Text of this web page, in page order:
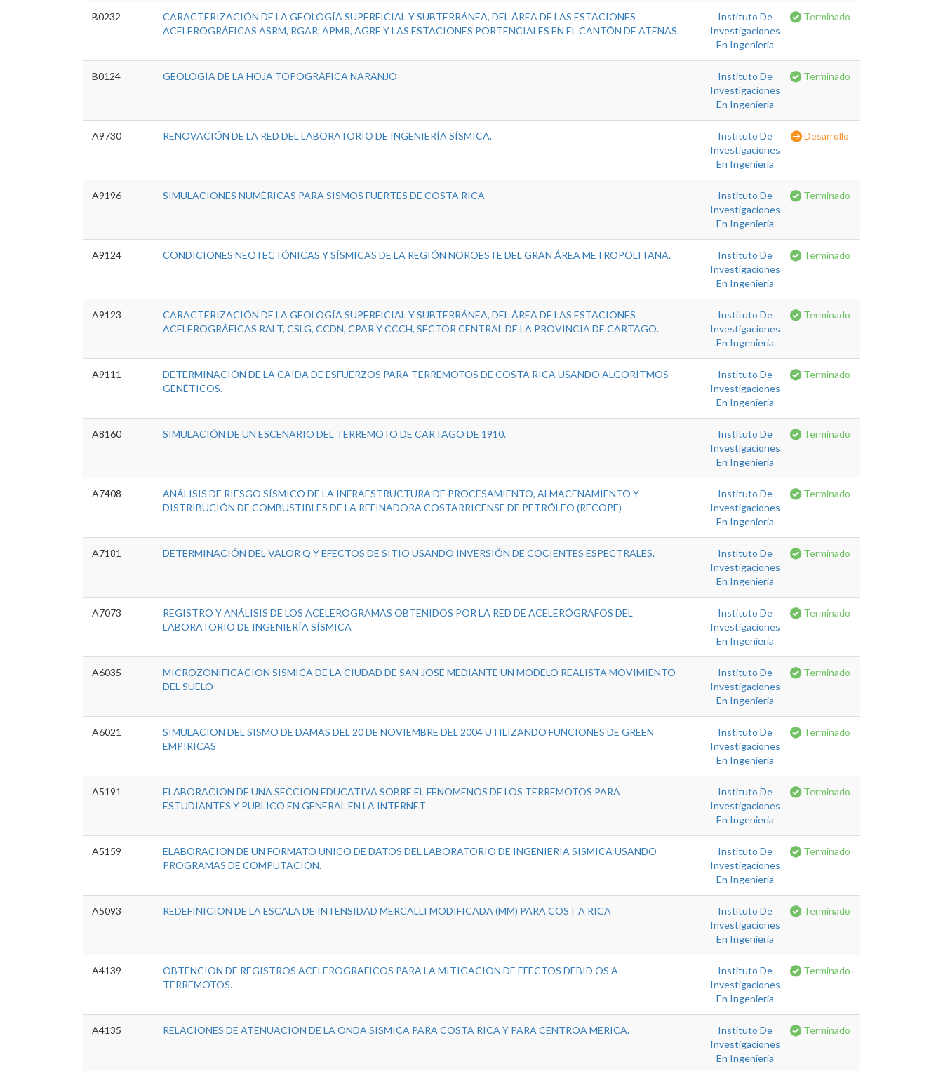
B0232
CARACTERIZACIÓN DE LA GEOLOGÍA SUPERFICIAL Y SUBTERRÁNEA, DEL ÁREA DE LAS ESTACIONES
ACELEROGRÁFICAS ASRM, RGAR, APMR, AGRE Y LAS ESTACIONES PORTENCIALES EN EL CANTÓN DE ATENAS.
Instituto De
Investigaciones
En Ingenieria
Terminado
B0124 GEOLOGÍA DE LA HOJA TOPOGRÁFICA NARANJO
Instituto De
Investigaciones
En Ingenieria
Terminado
A9730 RENOVACIÓN DE LA RED DEL LABORATORIO DE INGENIERÍA SÍSMICA.
Instituto De
Investigaciones
En Ingenieria
Desarrollo
A9196 SIMULACIONES NUMÉRICAS PARA SISMOS FUERTES DE COSTA RICA
Instituto De
Investigaciones
En Ingenieria
Terminado
A9124 CONDICIONES NEOTECTÓNICAS Y SÍSMICAS DE LA REGIÓN NOROESTE DEL GRAN ÁREA METROPOLITANA.
Instituto De
Investigaciones
En Ingenieria
Terminado
A9123
CARACTERIZACIÓN DE LA GEOLOGÍA SUPERFICIAL Y SUBTERRÁNEA, DEL ÁREA DE LAS ESTACIONES
ACELEROGRÁFICAS RALT, CSLG, CCDN, CPAR Y CCCH, SECTOR CENTRAL DE LA PROVINCIA DE CARTAGO.
Instituto De
Investigaciones
En Ingenieria
Terminado
A9111
DETERMINACIÓN DE LA CAÍDA DE ESFUERZOS PARA TERREMOTOS DE COSTA RICA USANDO ALGORÍTMOS
GENÉTICOS.
Instituto De
Investigaciones
En Ingenieria
Terminado
A8160 SIMULACIÓN DE UN ESCENARIO DEL TERREMOTO DE CARTAGO DE 1910.
Instituto De
Investigaciones
En Ingenieria
Terminado
A7408
ANÁLISIS DE RIESGO SÍSMICO DE LA INFRAESTRUCTURA DE PROCESAMIENTO, ALMACENAMIENTO Y
DISTRIBUCIÓN DE COMBUSTIBLES DE LA REFINADORA COSTARRICENSE DE PETRÓLEO (RECOPE)
Instituto De
Investigaciones
En Ingenieria
Terminado
A7181 DETERMINACIÓN DEL VALOR Q Y EFECTOS DE SITIO USANDO INVERSIÓN DE COCIENTES ESPECTRALES.
Instituto De
Investigaciones
En Ingenieria
Terminado
A7073
REGISTRO Y ANÁLISIS DE LOS ACELEROGRAMAS OBTENIDOS POR LA RED DE ACELERÓGRAFOS DEL
LABORATORIO DE INGENIERÍA SÍSMICA
Instituto De
Investigaciones
En Ingenieria
Terminado
A6035
MICROZONIFICACION SISMICA DE LA CIUDAD DE SAN JOSE MEDIANTE UN MODELO REALISTA MOVIMIENTO
DEL SUELO
Instituto De
Investigaciones
En Ingenieria
Terminado
A6021
SIMULACION DEL SISMO DE DAMAS DEL 20 DE NOVIEMBRE DEL 2004 UTILIZANDO FUNCIONES DE GREEN
EMPIRICAS
Instituto De
Investigaciones
En Ingenieria
Terminado
A5191
ELABORACION DE UNA SECCION EDUCATIVA SOBRE EL FENOMENOS DE LOS TERREMOTOS PARA
ESTUDIANTES Y PUBLICO EN GENERAL EN LA INTERNET
Instituto De
Investigaciones
En Ingenieria
Terminado
A5159
ELABORACION DE UN FORMATO UNICO DE DATOS DEL LABORATORIO DE INGENIERIA SISMICA USANDO
PROGRAMAS DE COMPUTACION.
Instituto De
Investigaciones
En Ingenieria
Terminado
A5093 REDEFINICION DE LA ESCALA DE INTENSIDAD MERCALLI MODIFICADA (MM) PARA COST A RICA
Instituto De
Investigaciones
En Ingenieria
Terminado
A4139
OBTENCION DE REGISTROS ACELEROGRAFICOS PARA LA MITIGACION DE EFECTOS DEBID OS A
TERREMOTOS.
Instituto De
Investigaciones
En Ingenieria
Terminado
A4135 RELACIONES DE ATENUACION DE LA ONDA SISMICA PARA COSTA RICA Y PARA CENTROA MERICA.
Instituto De
Investigaciones
En Ingenieria
Terminado